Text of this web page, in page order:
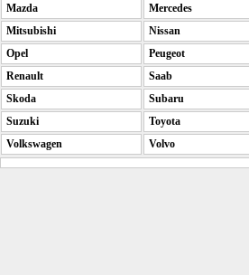
Mazda
Mercedes
Mitsubishi
Nissan
Opel
Peugeot
Renault
Saab
Skoda
Subaru
Suzuki
Toyota
Volkswagen
Volvo